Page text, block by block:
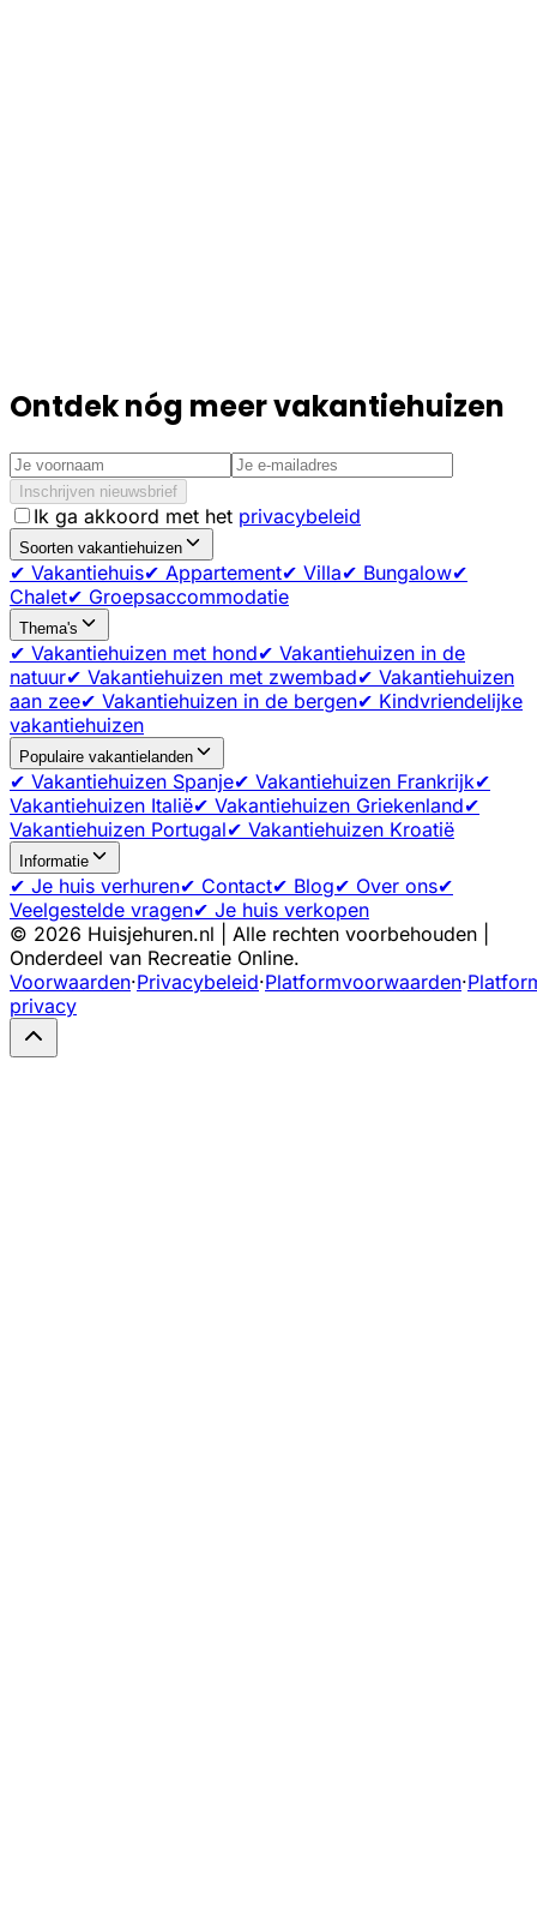
Ontdek nóg meer vakantiehuizen
Inschrijven nieuwsbrief
Ik ga akkoord met het privacybeleid
Soorten vakantiehuizen
✔ Vakantiehuis✔ Appartement✔ Villa✔ Bungalow✔
Chalet✔ Groepsaccommodatie
Thema's
✔ Vakantiehuizen met hond✔ Vakantiehuizen in de
natuur✔ Vakantiehuizen met zwembad✔ Vakantiehuizen
aan zee✔ Vakantiehuizen in de bergen✔ Kindvriendelijke
vakantiehuizen
Populaire vakantielanden
✔ Vakantiehuizen Spanje✔ Vakantiehuizen Frankrijk✔
Vakantiehuizen Italië✔ Vakantiehuizen Griekenland✔
Vakantiehuizen Portugal✔ Vakantiehuizen Kroatië
Informatie
✔ Je huis verhuren✔ Contact✔ Blog✔ Over ons✔
Veelgestelde vragen✔ Je huis verkopen
© 2026 Huisjehuren.nl | Alle rechten voorbehouden |
Onderdeel van Recreatie Online.
Voorwaarden·Privacybeleid·Platformvoorwaarden·
privacy